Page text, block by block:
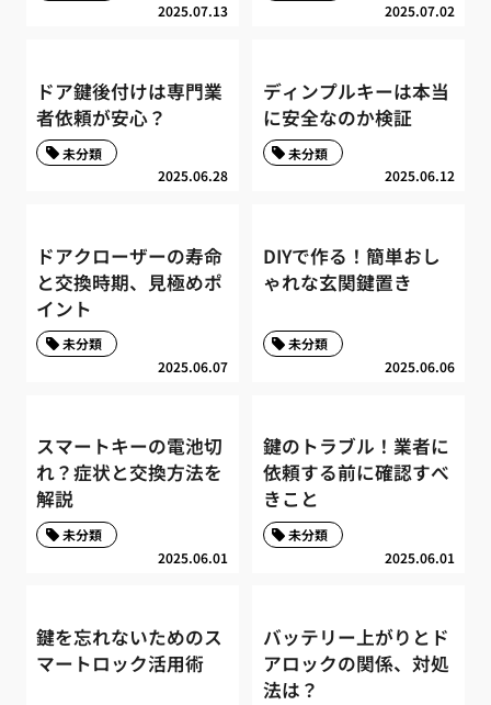
2025.07.13 2025.07.02
ドア鍵後付けは専門業
者依頼が安心？
2025.06.28
未分類
ディンプルキーは本当
に安全なのか検証
2025.06.12
未分類
ドアクローザーの寿命
と交換時期、見極めポ
イント
2025.06.07
未分類
DIYで作る！簡単おし
ゃれな玄関鍵置き
2025.06.06
未分類
スマートキーの電池切
れ？症状と交換方法を
解説
2025.06.01
未分類
鍵のトラブル！業者に
依頼する前に確認すべ
きこと
2025.06.01
未分類
鍵を忘れないためのス
マートロック活用術
バッテリー上がりとド
アロックの関係、対処
法は？